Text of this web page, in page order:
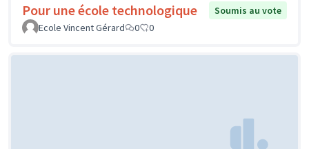
Pour une école technologique
Soumis au vote
Ecole Vincent Gérard
0 0